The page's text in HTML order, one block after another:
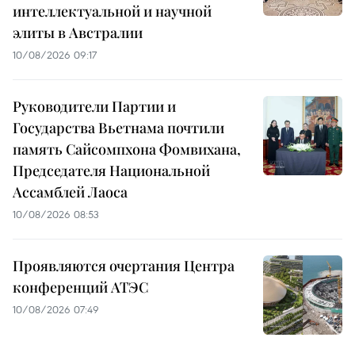
интеллектуальной и научной
элиты в Австралии
10/08/2026 09:17
Руководители Партии и
Государства Вьетнама почтили
память Сайсомпхона Фомвихана,
Председателя Национальной
Ассамблей Лаоса
10/08/2026 08:53
Проявляются очертания Центра
конференций АТЭС
10/08/2026 07:49